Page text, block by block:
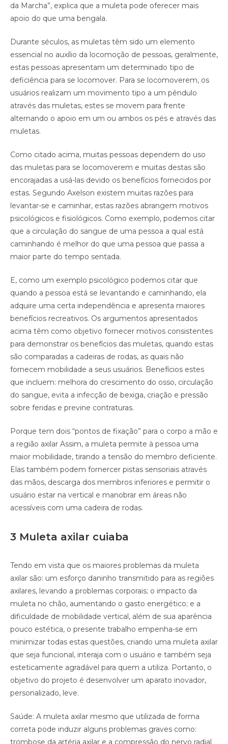
da Marcha”, explica que a muleta pode oferecer mais
apoio do que uma bengala.
Durante séculos, as muletas têm sido um elemento
essencial no auxílio da locomoção de pessoas, geralmente,
estas pessoas apresentam um determinado tipo de
deficiência para se locomover. Para se locomoverem, os
usuários realizam um movimento tipo a um pêndulo
através das muletas, estes se movem para frente
alternando o apoio em um ou ambos os pés e através das
muletas.
Como citado acima, muitas pessoas dependem do uso
das muletas para se locomoverem e muitas destas são
encorajadas a usá-las devido os benefícios fornecidos por
estas. Segundo Axelson existem muitas razões para
levantar-se e caminhar, estas razões abrangem motivos
psicológicos e fisiológicos. Como exemplo, podemos citar
que a circulação do sangue de uma pessoa a qual está
caminhando é melhor do que uma pessoa que passa a
maior parte do tempo sentada.
E, como um exemplo psicológico podemos citar que
quando a pessoa está se levantando e caminhando, ela
adquire uma certa independência e apresenta maiores
benefícios recreativos. Os argumentos apresentados
acima têm como objetivo fornecer motivos consistentes
para demonstrar os benefícios das muletas, quando estas
são comparadas a cadeiras de rodas, as quais não
fornecem mobilidade a seus usuários. Benefícios estes
que incluem: melhora do crescimento do osso, circulação
do sangue, evita a infecção de bexiga, criação e pressão
sobre feridas e previne contraturas.
Porque tem dois “pontos de fixação” para o corpo a mão e
a região axilar Assim, a muleta permite à pessoa uma
maior mobilidade, tirando a tensão do membro deficiente.
Elas também podem fornercer pistas sensoriais através
das mãos, descarga dos membros inferiores e permitir o
usuário estar na vertical e manobrar em áreas não
acessíveis com uma cadeira de rodas.
3 Muleta axilar cuiaba
Tendo em vista que os maiores problemas da muleta
axilar são: um esforço daninho transmitido para as regiões
axilares, levando a problemas corporais; o impacto da
muleta no chão, aumentando o gasto energético; e a
dificuldade de mobilidade vertical, além de sua aparência
pouco estética, o presente trabalho empenha-se em
minimizar todas estas questões, criando uma muleta axilar
que seja funcional, interaja com o usuário e também seja
esteticamente agradável para quem a utiliza. Portanto, o
objetivo do projeto é desenvolver um aparato inovador,
personalizado, leve.
Saúde: A muleta axilar mesmo que utilizada de forma
correta pode induzir alguns problemas graves como: